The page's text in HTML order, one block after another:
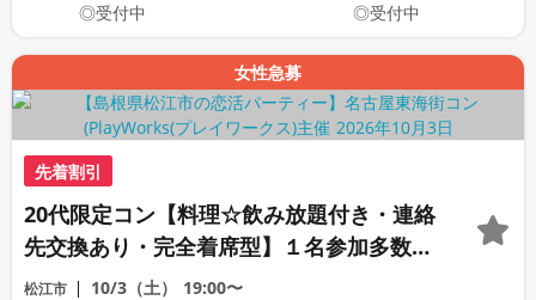
◎受付中
◎受付中
女性急募
先着割引
20代限定コン【料理☆飲み放題付き・連絡
先交換あり・完全着席型】１名参加多数・
初参加も大歓迎☆プレイワークス主催☆
松江市 10/3（土） 19:00〜